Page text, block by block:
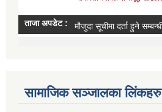
सामाजिक सञ्जालका लिंकहरु